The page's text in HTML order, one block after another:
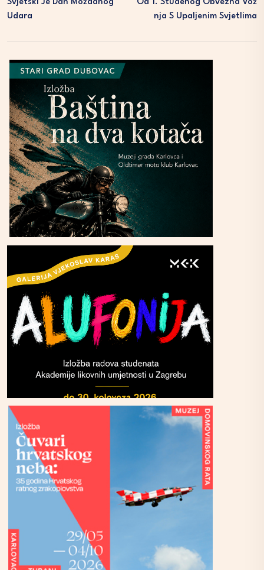
Svjetski Je Dan Moždanog
Udara
Od 1. Studenog Obvezna Vož
Nja S Upaljenim Svjetlima